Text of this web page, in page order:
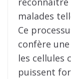
malades
Ce
confère
les cellules
puissent